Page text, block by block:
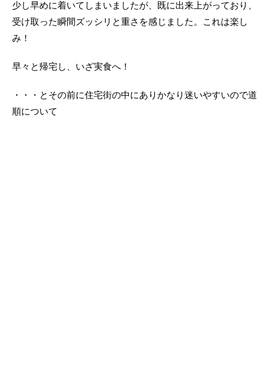
少し早めに着いてしまいましたが、既に出来上がっており、
受け取った瞬間ズッシリと重さを感じました。これは楽し
み！
早々と帰宅し、いざ実食へ！
・・・とその前に住宅街の中にありかなり迷いやすいので道
順について